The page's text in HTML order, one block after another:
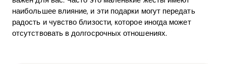
наибольшее влияние, и эти подарки могут передать
радость и чувство близости, которое иногда может
отсутствовать в долгосрочных отношениях.